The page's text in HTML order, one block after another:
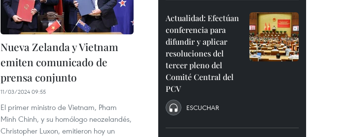
Nueva Zelanda y Vietnam
emiten comunicado de
prensa conjunto
11/03/2024 09:55
El primer ministro de Vietnam, Pham
Minh Chinh, y su homólogo neozelandés,
Christopher Luxon, emitieron hoy un
Actualidad: Efectúan
conferencia para
difundir y aplicar
resoluciones del
tercer pleno del
Comité Central del
PCV
ESCUCHAR